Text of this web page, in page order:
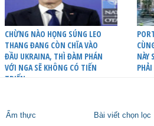
CHỪNG NÀO HỌNG SÚNG LEO
THANG ĐANG CÒN CHĨA VÀO
ĐẦU UKRAINA, THÌ ĐÀM PHÁN
VỚI NGA SẼ KHÔNG CÓ TIẾN
TRIỂN
NÀY
Ẩm thực Bài viết chọn lọc